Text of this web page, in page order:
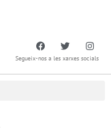
Segueix-nos a les xarxes socials